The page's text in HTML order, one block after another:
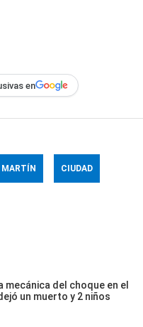
en
MARTÍN CIUDAD
mecánica del choque en el
un muerto y 2 niños